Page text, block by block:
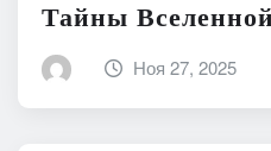
Тайны
Ноя 27, 2025